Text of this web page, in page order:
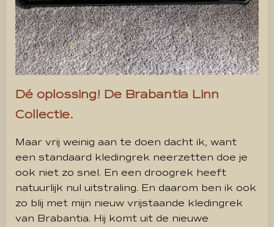
Dé oplossing! De Brabantia Linn
Collectie.
Maar vrij weinig aan te doen dacht ik, want
een standaard kledingrek neerzetten doe je
ook niet zo snel. En een droogrek heeft
natuurlijk nul uitstraling. En daarom ben ik ook
zo blij met mijn nieuw vrijstaande kledingrek
van Brabantia. Hij komt uit de nieuwe